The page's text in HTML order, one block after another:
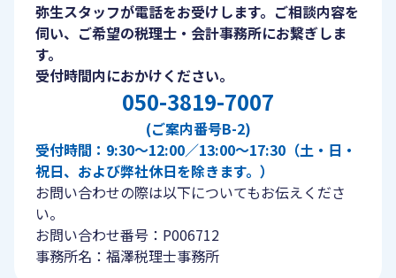
弥生スタッフが電話をお受けします。ご相談内容を
伺い、ご希望の税理士・会計事務所にお繋ぎしま
す。
受付時間内におかけください。
050-3819-7007
(ご案内番号B-2)
受付時間：9:30〜12:00／13:00〜17:30（土・日・
祝日、および弊社休日を除きます。）
お問い合わせの際は以下についてもお伝えくださ
い。
お問い合わせ番号：P006712
事務所名：福澤税理士事務所